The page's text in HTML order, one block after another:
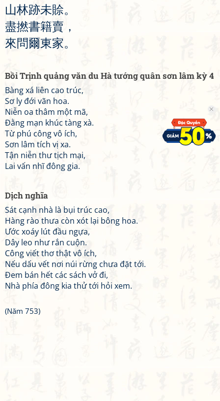
山林跡未賒。
盡撚書籍賣 ，
來問爾東家。
Bồi Trịnh quảng văn du Hà tướng quân sơn lâm kỳ 4
Bàng xá liên cao trúc,
Sơ ly đới vãn hoa.
Niễn oa thâm một mã,
Đằng mạn khúc tàng xà.
Từ phú công vô ích,
Sơn lâm tích vị xa.
Tận niễn thư tịch mại,
Lai vấn nhĩ đông gia.
Dịch nghĩa
Sát cạnh nhà là bụi trúc cao,
Hàng rào thưa còn xót lại bông hoa.
Ước xoáy lút đầu ngựa,
Dây leo như rắn cuộn.
Công viết thơ thật vô ích,
Nếu dấu vết nơi núi rừng chưa đặt tới.
Đem bán hết các sách vở đi,
Nhà phía đông kia thử tới hỏi xem.
(Năm 753)